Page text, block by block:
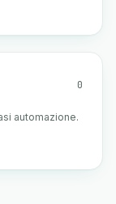
0
automazione.